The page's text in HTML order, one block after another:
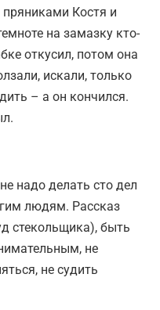
Костя и
на замазку кто-
откусил, потом она
искали, только
– а он кончился.
надо делать сто дел
людям. Рассказ
стекольщика), быть
не
не судить